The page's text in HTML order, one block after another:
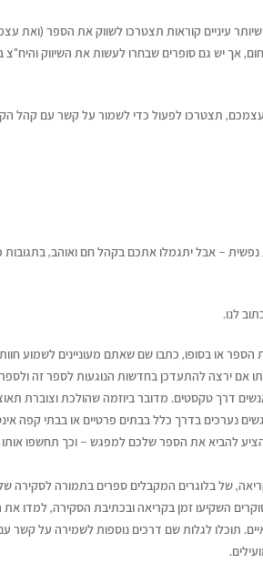
עיניים קוראות תצטרכו לשווק את הספר (ואת
אך יש גם סופרים שבחרו לעשות את השיווק והיח"צ
תצטרכו לפעול כדי לשמור על קשר עם קהל
– אבל יתגמלו אתכם בקהל חם ואוהב, בתגובות
לנו.
הספר או בסופו, כתבו שם שאתם מעוניינים לשמוע
אם ירצה להתעדכן בחדשות הנוגעות לספר זה
דרך טקסטים. מדובר ביוזמה שהולכת וצוברת
נערכים בדרך כלל בבתים פרטיים או בבתי קפה
להביא את הספר שלכם למפגש – וכך תחשפו
של בלוגרים המקבלים ספרים בתמורה לסקירה
השקיעו זמן בקריאה ובכתיבת הסקירה, למדו את
תוכלו לגלות שם דרכים נוספות לשמירה על קשר
הספר
איך עידן הבינוניות מייצר
גדולה לקולות ייחודיים
יולי 12, 2026